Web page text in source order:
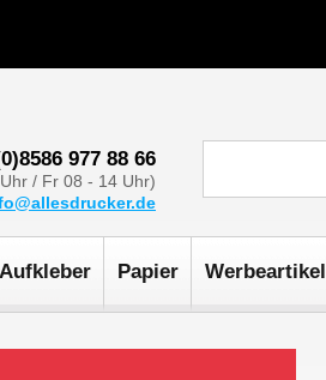
977 88 66
/ Fr 08 - 14 Uhr)
Aufkleber Papier Werbeartikel